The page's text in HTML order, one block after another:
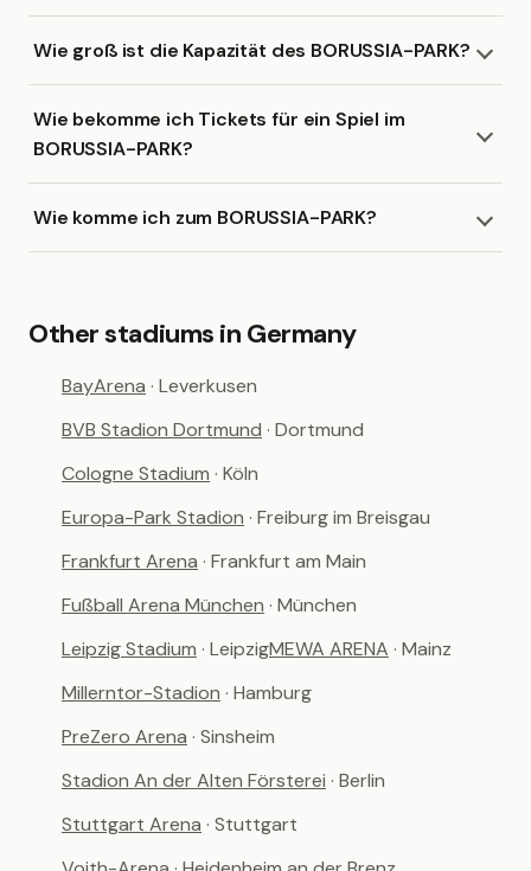
Wie groß ist die Kapazität des BORUSSIA-PARK?
Wie bekomme ich Tickets für ein Spiel im
BORUSSIA-PARK?
Wie komme ich zum BORUSSIA-PARK?
Other stadiums in Germany
BayArena · Leverkusen
BVB Stadion Dortmund · Dortmund
Cologne Stadium · Köln
Europa-Park Stadion · Freiburg im Breisgau
Frankfurt Arena · Frankfurt am Main
Fußball Arena München · München
Leipzig Stadium · LeipzigMEWA ARENA · Mainz
Millerntor-Stadion · Hamburg
PreZero Arena · Sinsheim
Stadion An der Alten Försterei · Berlin
Stuttgart Arena · Stuttgart